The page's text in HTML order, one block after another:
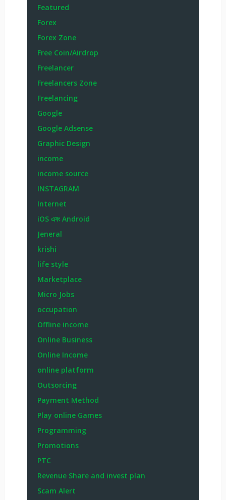
Featured
Forex
Forex Zone
Free Coin/Airdrop
Freelancer
Freelancers Zone
Freelancing
Google
Google Adsense
Graphic Design
income
income source
INSTAGRAM
Internet
iOS এবং Android
Jeneral
krishi
life style
Marketplace
Micro Jobs
occupation
Offline income
Online Business
Online Income
online platform
Outsorcing
Payment Method
Play online Games
Programming
Promotions
PTC
Revenue Share and invest plan
Scam Alert